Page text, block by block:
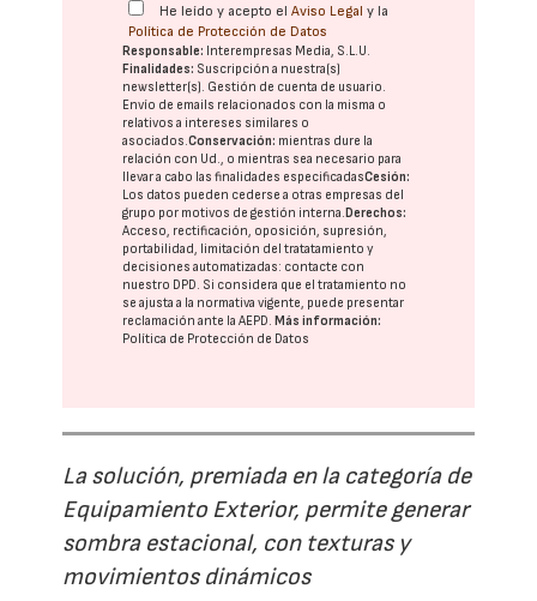
He leído y acepto elAviso Legal y la
Política de Protección de Datos
Responsable: Interempresas Media, S.L.U.
Finalidades: Suscripción a nuestra(s)
newsletter(s). Gestión de cuenta de usuario.
Envío de emails relacionados con la misma o
relativos a intereses similares o
asociados.Conservación: mientras dure la
relación con Ud., o mientras sea necesario para
llevar a cabo las finalidades especificadasCesión:
Los datos pueden cederse a otras empresas del
grupo por motivos de gestión interna.Derechos:
Acceso, rectificación, oposición, supresión,
portabilidad, limitación del tratatamiento y
decisiones automatizadas: contacte con
nuestro DPD. Si considera que el tratamiento no
se ajusta a la normativa vigente, puede presentar
reclamación ante laAEPD.Más información:
Política de Protección de Datos
La solución, premiada en la categoría de
Equipamiento Exterior, permite generar
sombra estacional, con texturas y
movimientos dinámicos